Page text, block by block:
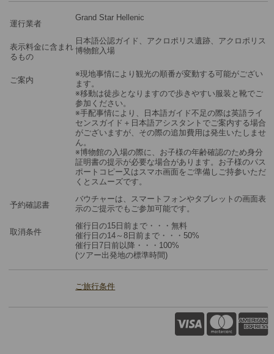
運行業者
Grand Star Hellenic
表示料金に含まれ
るもの
日本語公認ガイド、アクロポリス遺跡、アクロポリス
博物館入場
ご案内
※現地事情により観光の順番が変動する可能がござい
ます。
※移動は徒歩となりますので歩きやすい服装と靴でご
参加ください。
※手配事情により、日本語ガイド不足の際は英語ライ
センスガイド＋日本語アシスタントでご案内する場合
がございますが、その際の追加費用は発生いたしませ
ん。
※博物館の入場の際に、お子様の年齢確認のため身分
証明書の提示が必要な場合があります。お子様のパス
ポートコピー又はスマホ画面をご準備しご持参いただ
くとスムーズです。
予約確認書
バウチャーは、スマートフォンやタブレットの画面表
示のご提示でもご参加可能です。
取消条件
催行日の15日前まで・・・無料
催行日の14～8日前まで・・・50%
催行日7日前以降・・・100%
(ツアー出発地の標準時間)
ご旅行条件